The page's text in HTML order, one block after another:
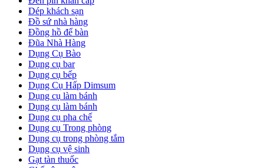
Dép khách sạn
Đồ sứ nhà hàng
Đồng hồ để bàn
Đũa Nhà Hàng
Dụng Cụ Bào
Dụng cụ bar
Dụng cụ bếp
Dụng Cụ Hấp Dimsum
Dụng cụ làm bánh
Dụng cụ làm bánh
Dụng cụ pha chế
Dụng cụ Trong phòng
Dụng cụ trong phòng tắm
Dụng cụ vệ sinh
Gạt tàn thuốc